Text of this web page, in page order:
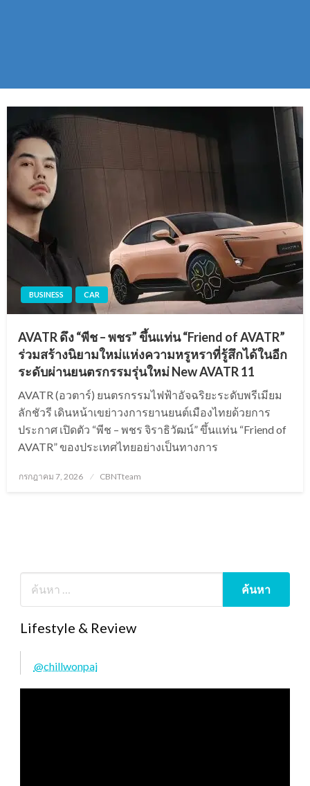
BUSINESS CAR
AVATR ดึง “พีช – พชร” ขึ้นแท่น “Friend of AVATR”
ร่วมสร้างนิยามใหม่แห่งความหรูหราที่รู้สึกได้ในอีก
ระดับผ่านยนตรกรรมรุ่นใหม่ New AVATR 11
AVATR (อวตาร์) ยนตรกรรมไฟฟ้าอัจฉริยะระดับพรีเมียม
ลักชัวรี เดินหน้าเขย่าวงการยานยนต์เมืองไทยด้วยการ
ประกาศ เปิดตัว “พีช – พชร จิราธิวัฒน์” ขึ้นแท่น “Friend of
AVATR” ของประเทศไทยอย่างเป็นทางการ
Posted
กรกฎาคม 7, 2026 CBNTteam
Lifestyle & Review
@chillwonpai